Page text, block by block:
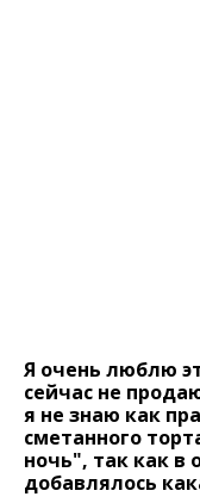
Я очень люблю
сейчас не
я не знаю как
сметанного
ночь", так как в
добавлялось